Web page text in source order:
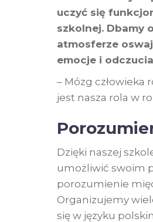
uczyć się
szkolnej. Dbamy
atmosferze
emocje i
– Mózg człowieka
jest nasza rola w
Dzięki naszej
umożliwić swoim
porozumienie
Organizujemy
się w języku